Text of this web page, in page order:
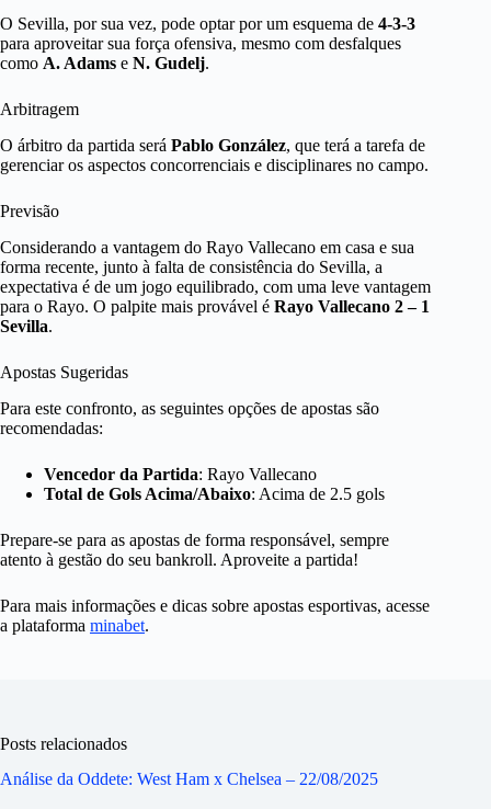
O Sevilla, por sua vez, pode optar por um esquema de 4-3-3
para aproveitar sua força ofensiva, mesmo com desfalques
como A. Adams e N. Gudelj.
Arbitragem
O árbitro da partida será Pablo González, que terá a tarefa de
gerenciar os aspectos concorrenciais e disciplinares no campo.
Previsão
Considerando a vantagem do Rayo Vallecano em casa e sua
forma recente, junto à falta de consistência do Sevilla, a
expectativa é de um jogo equilibrado, com uma leve vantagem
para o Rayo. O palpite mais provável é Rayo Vallecano 2 – 1
Sevilla.
Apostas Sugeridas
Para este confronto, as seguintes opções de apostas são
recomendadas:
Vencedor da Partida: Rayo Vallecano
Total de Gols Acima/Abaixo: Acima de 2.5 gols
Prepare-se para as apostas de forma responsável, sempre
atento à gestão do seu bankroll. Aproveite a partida!
Para mais informações e dicas sobre apostas esportivas, acesse
a plataforma minabet.
Posts relacionados
Análise da Oddete: West Ham x Chelsea – 22/08/2025